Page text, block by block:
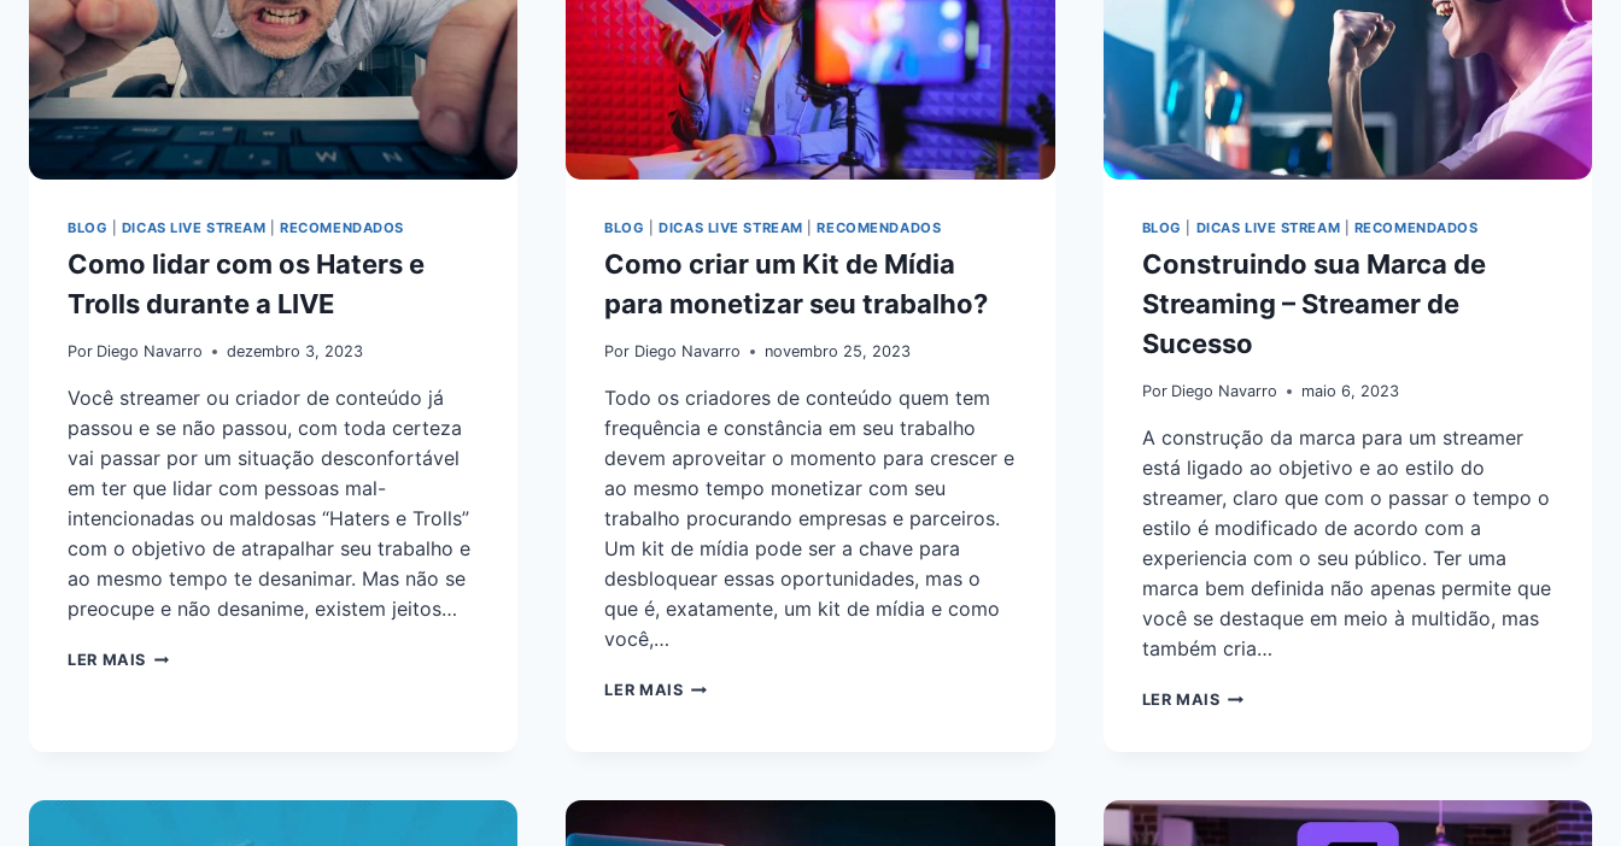
BLOG DICAS LIVE STREAM |RECOMENDADOS
Como lidar com os Haters e
Trolls durante a LIVE
Por Diego Navarro dezembro 3, 2023
Você streamer ou criador de conteúdo já
passou e se não passou, com toda certeza
vai passar por um situação desconfortável
em ter que lidar com pessoas mal-
intencionadas ou maldosas “Haters e Trolls”
com o objetivo de atrapalhar seu trabalho e
ao mesmo tempo te desanimar. Mas não se
preocupe e não desanime, existem jeitos…
LER MAIS
BLOG |DICAS LIVE STREAM |RECOMENDADOS
Como criar um Kit de Mídia
para monetizar seu trabalho?
Por Diego Navarro novembro 25, 2023
Todo os criadores de conteúdo quem tem
frequência e constância em seu trabalho
devem aproveitar o momento para crescer e
ao mesmo tempo monetizar com seu
trabalho procurando empresas e parceiros.
Um kit de mídia pode ser a chave para
desbloquear essas oportunidades, mas o
que é, exatamente, um kit de mídia e como
você,…
LER MAIS
BLOG DICAS LIVE STREAM RECOMENDADOS
Construindo sua Marca de
Streaming – Streamer de
Sucesso
Por Diego Navarro maio 6, 2023
A construção da marca para um streamer
está ligado ao objetivo e ao estilo do
streamer, claro que com o passar o tempo o
estilo é modificado de acordo com a
experiencia com o seu público. Ter uma
marca bem definida não apenas permite que
você se destaque em meio à multidão, mas
também cria…
LER MAIS